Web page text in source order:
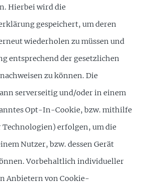
Hierbei wird die
gespeichert, um deren
wiederholen zu müssen und
entsprechend der gesetzlichen
zu können. Die
serverseitig und/oder in einem
Opt-In-Cookie, bzw. mithilfe
erfolgen, um die
Nutzer, bzw. dessen Gerät
Vorbehaltlich individueller
Anbietern von Cookie-